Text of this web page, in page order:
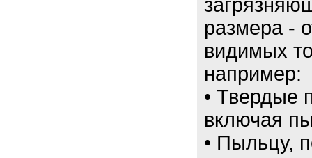
размера -
видимых
например:
• Твердые
включая
• Пыльцу,